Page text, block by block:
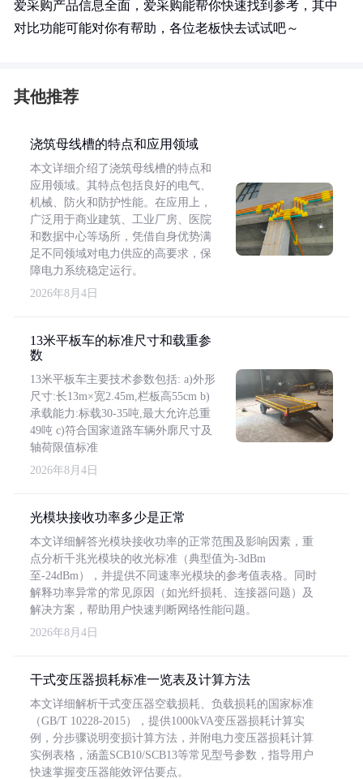
爱采购产品信息全面，爱采购能帮你快速找到参考，其中
对比功能可能对你有帮助，各位老板快去试试吧～
其他推荐
浇筑母线槽的特点和应用领域
本文详细介绍了浇筑母线槽的特点和
应用领域。其特点包括良好的电气、
机械、防火和防护性能。在应用上，
广泛用于商业建筑、工业厂房、医院
和数据中心等场所，凭借自身优势满
足不同领域对电力供应的高要求，保
障电力系统稳定运行。
2026年8月4日
13米平板车的标准尺寸和载重参
数
13米平板车主要技术参数包括: a)外形
尺寸:长13m×宽2.45m,栏板高55cm b)
承载能力:标载30-35吨,最大允许总重
49吨 c)符合国家道路车辆外廓尺寸及
轴荷限值标准
2026年8月4日
光模块接收功率多少是正常
本文详细解答光模块接收功率的正常范围及影响因素，重
点分析千兆光模块的收光标准（典型值为-3dBm
至-24dBm），并提供不同速率光模块的参考值表格。同时
解释功率异常的常见原因（如光纤损耗、连接器问题）及
解决方案，帮助用户快速判断网络性能问题。
2026年8月4日
干式变压器损耗标准一览表及计算方法
本文详细解析干式变压器空载损耗、负载损耗的国家标准
（GB/T 10228-2015），提供1000kVA变压器损耗计算实
例，分步骤说明变损计算方法，并附电力变压器损耗计算
实例表格，涵盖SCB10/SCB13等常见型号参数，指导用户
快速掌握变压器能效评估要点。